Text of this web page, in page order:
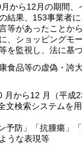
から12月の期間
結果、153事業者
等があったことか
、ショッピングモ
を監視し、法に基
食品等の虚偽・誇
月から12 月（平成
文検索システムを
予防」「抗腫瘍」
うな表現等